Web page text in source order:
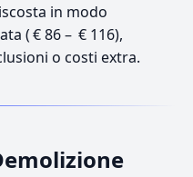
in modo
( € 86 – € 116),
o costi extra.